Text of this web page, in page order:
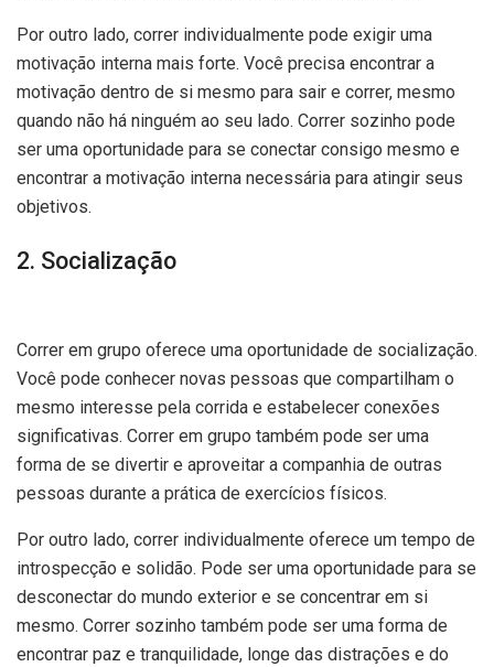
Por outro lado, correr individualmente pode exigir uma
motivação interna mais forte. Você precisa encontrar a
motivação dentro de si mesmo para sair e correr, mesmo
quando não há ninguém ao seu lado. Correr sozinho pode
ser uma oportunidade para se conectar consigo mesmo e
encontrar a motivação interna necessária para atingir seus
objetivos.
2. Socialização
Correr em grupo oferece uma oportunidade de socialização.
Você pode conhecer novas pessoas que compartilham o
mesmo interesse pela corrida e estabelecer conexões
significativas. Correr em grupo também pode ser uma
forma de se divertir e aproveitar a companhia de outras
pessoas durante a prática de exercícios físicos.
Por outro lado, correr individualmente oferece um tempo de
introspecção e solidão. Pode ser uma oportunidade para se
desconectar do mundo exterior e se concentrar em si
mesmo. Correr sozinho também pode ser uma forma de
encontrar paz e tranquilidade, longe das distrações e do